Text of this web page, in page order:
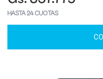
HASTA 24 CUOTAS